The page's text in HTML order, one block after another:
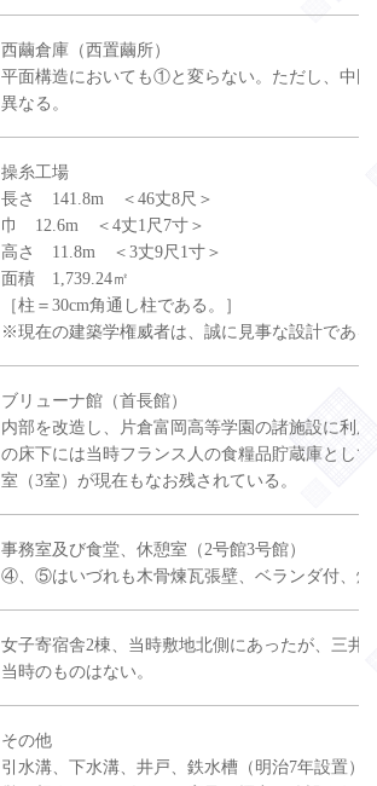
西繭倉庫（西置繭所）
平面構造においても①と変らない。ただし、中
異なる。
操糸工場
長さ 141.8m ＜46丈8尺＞
巾 12.6m ＜4丈1尺7寸＞
高さ 11.8m ＜3丈9尺1寸＞
面積 1,739.24㎡
［柱＝30cm角通し柱である。］
※現在の建築学権威者は、誠に見事な設計であ
ブリューナ館（首長館）
内部を改造し、片倉富岡高等学園の諸施設に利
の床下には当時フランス人の食糧品貯蔵庫とし
室（3室）が現在もなお残されている。
事務室及び食堂、休憩室（2号館3号館）
④、⑤はいづれも木骨煉瓦張壁、ベランダ付、煉
女子寄宿舎2棟、当時敷地北側にあったが、三井
当時のものはない。
その他
引水溝、下水溝、井戸、鉄水槽（明治7年設置）